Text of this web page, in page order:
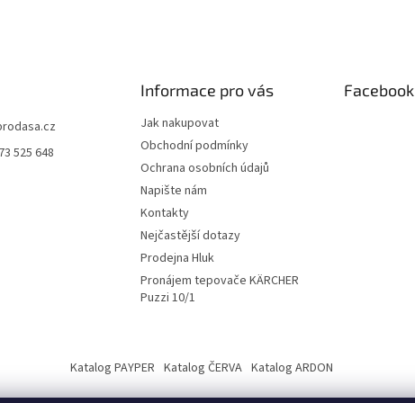
525 648
Informace pro vás
Jak nakupovat
Obchodní podmínky
Ochrana osobních údajů
Napište nám
Kontakty
Nejčastější dotazy
Prodejna Hluk
Pronájem tepovače KÄRCHER
Puzzi 10/1
Facebook
Katalog PAYPER Katalog ČERVA Katalog ARDON